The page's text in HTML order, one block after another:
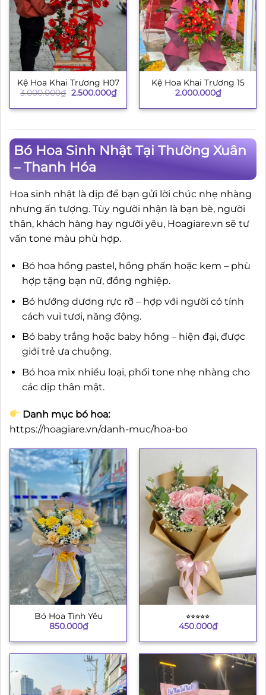
Kệ Hoa Khai Trương H07
3.000.000₫ Giá
là:
2.500.000₫Giá
hiện
tại
Kệ Hoa Khai Trương 15
2.000.000₫
Bó Hoa Sinh Nhật Tại Thường Xuân
– Thanh Hóa
Hoa sinh nhật là dịp để bạn gửi lời chúc nhẹ nhàng
nhưng ấn tượng. Tùy người nhận là bạn bè, người
thân, khách hàng hay người yêu, Hoagiare.vn sẽ tư
vấn tone màu phù hợp.
Bó hoa hồng pastel, hồng phấn hoặc kem – phù
hợp tặng bạn nữ, đồng nghiệp.
Bó hướng dương rực rỡ – hợp với người có tính
cách vui tươi, năng động.
Bó baby trắng hoặc baby hồng – hiện đại, được
giới trẻ ưa chuộng.
Bó hoa mix nhiều loại, phối tone nhẹ nhàng cho
các dịp thân mật.
Danh mục bó hoa:
https://hoagiare.vn/danh-muc/hoa-bo
Bó Hoa Tình Yêu
850.000₫
⭐︎⭐︎⭐︎⭐︎⭐︎
450.000₫